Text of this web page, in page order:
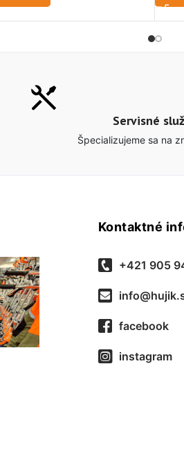
Servisné
Špecializujeme sa na
Kontaktné
+421 905
facebook
instagram